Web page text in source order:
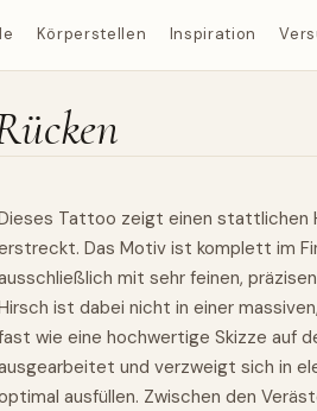
Körperstellen Inspiration
Tattoo zeigt einen stattlichen
Das Motiv ist komplett im
mit sehr feinen,
ist dabei nicht in einer
wie eine hochwertige Skizze auf
und verzweigt sich in
ausfüllen. Zwischen den